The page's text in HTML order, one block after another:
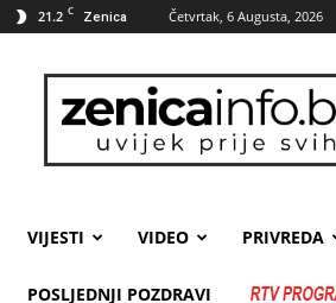
21.2 C Zenica Četvrtak, 6 Augusta, 2026
zenicainfo.ba
VIJESTI VIDEO PRIVREDA
POSLJEDNJI POZDRAVI